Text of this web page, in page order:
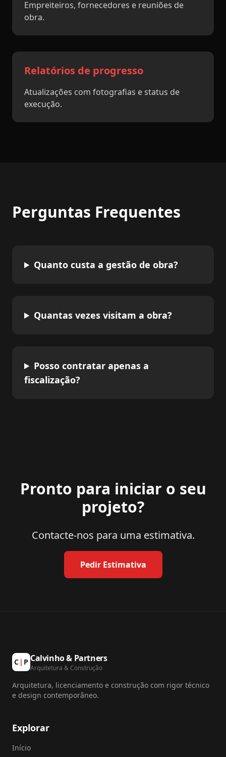
Empreiteiros, fornecedores e reuniões de
obra.
Relatórios de progresso
Atualizações com fotografias e status de
execução.
Perguntas Frequentes
Quanto custa a gestão de obra?
Quantas vezes visitam a obra?
Posso contratar apenas a
fiscalização?
Pronto para iniciar o seu
projeto?
Contacte-nos para uma estimativa.
Pedir Estimativa
C | P Calvinho & Partners
Arquitetura & Construção
Arquitetura, licenciamento e construção com rigor técnico
e design contemporâneo.
Explorar
Início